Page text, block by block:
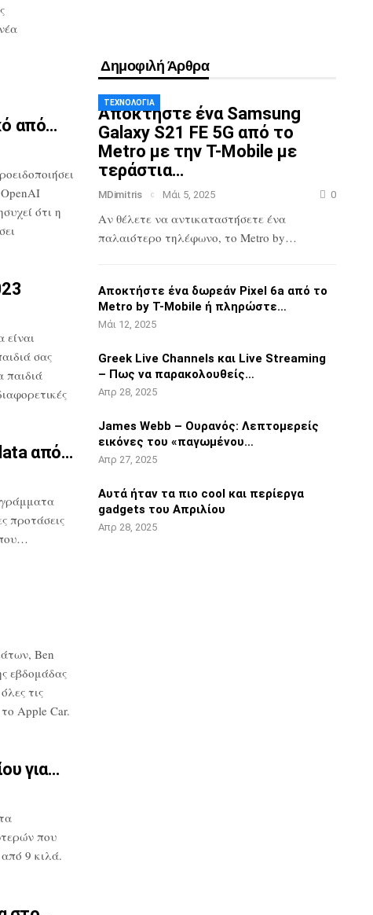
από…
ότι η
είναι
σας
παιδιά
από…
προτάσεις
Ben
εβδομάδας
τις
Apple Car.
για…
που
9 κιλά.
Δημοφιλή Άρθρα
ΤΕΧΝΟΛΟΓΊΑ
Αποκτήστε ένα Samsung
Galaxy S21 FE 5G από το
Metro με την T-Mobile με
τεράστια…
MDimitris Μάι 5, 2025 0
Αν θέλετε να αντικαταστήσετε ένα
παλαιότερο τηλέφωνο, το Metro by…
Αποκτήστε ένα δωρεάν Pixel 6a από το
Metro by T-Mobile ή πληρώστε…
Μάι 12, 2025
Greek Live Channels και Live Streaming
– Πως να παρακολουθείς…
Απρ 28, 2025
James Webb – Ουρανός: Λεπτομερείς
εικόνες του «παγωμένου…
Απρ 27, 2025
Αυτά ήταν τα πιο cool και περίεργα
gadgets του Απριλίου
Απρ 28, 2025